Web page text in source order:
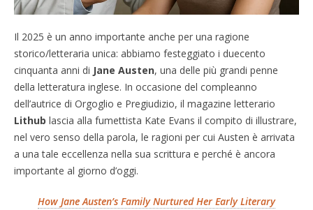
Il 2025 è un anno importante anche per una ragione
storico/letteraria unica: abbiamo festeggiato i duecento
cinquanta anni di Jane Austen, una delle più grandi penne
della letteratura inglese. In occasione del compleanno
dell’autrice di Orgoglio e Pregiudizio, il magazine letterario
Lithub lascia alla fumettista Kate Evans il compito di illustrare,
nel vero senso della parola, le ragioni per cui Austen è arrivata
a una tale eccellenza nella sua scrittura e perché è ancora
importante al giorno d’oggi.
How Jane Austen’s Family Nurtured Her Early Literary